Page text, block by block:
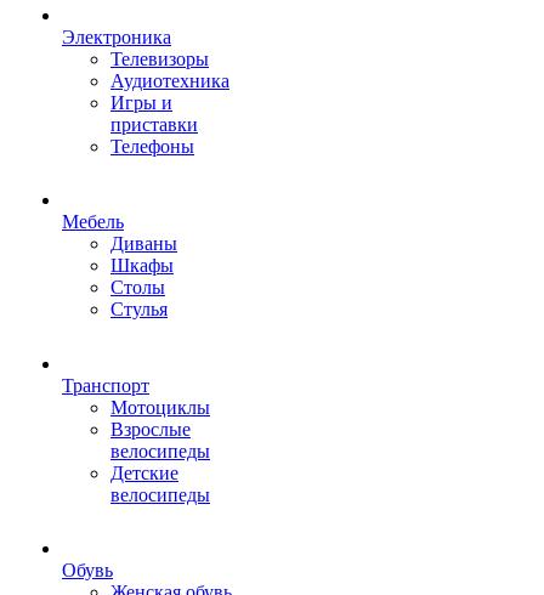
Электроника
Телевизоры
Аудиотехника
Игры и
приставки
Телефоны
Мебель
Диваны
Шкафы
Столы
Стулья
Транспорт
Мотоциклы
Взрослые
велосипеды
Детские
велосипеды
Обувь